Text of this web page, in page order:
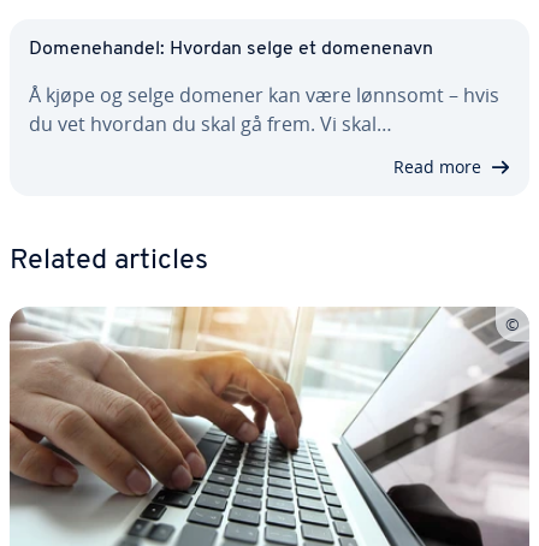
Domenehandel: Hvordan selge et domenenavn
Å kjøpe og selge domener kan være lønnsomt – hvis
du vet hvordan du skal gå frem. Vi skal…
Read more
Related articles